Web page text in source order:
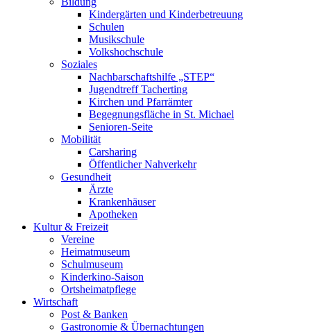
Kindergärten und Kinderbetreuung
Schulen
Musikschule
Volkshochschule
Soziales
Nachbarschaftshilfe „STEP“
Jugendtreff Tacherting
Kirchen und Pfarrämter
Begegnungsfläche in St. Michael
Senioren-Seite
Mobilität
Carsharing
Öffentlicher Nahverkehr
Gesundheit
Ärzte
Krankenhäuser
Apotheken
Kultur & Freizeit
Vereine
Heimatmuseum
Schulmuseum
Kinderkino-Saison
Ortsheimatpflege
Wirtschaft
Post & Banken
Gastronomie & Übernachtungen